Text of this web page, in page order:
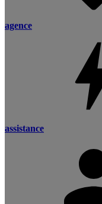
agence
assistance